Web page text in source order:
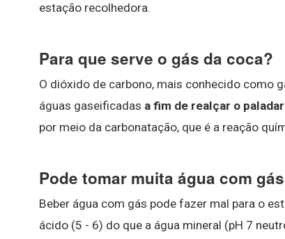
estação recolhedora.
Para que serve o gás da coca?
O dióxido de carbono, mais conhecido como
águas gaseificadas a fim de realçar o
por meio da carbonatação, que é a reação
Pode tomar muita água com
Beber água com gás pode fazer mal para o
ácido (5 - 6) do que a água mineral (pH 7